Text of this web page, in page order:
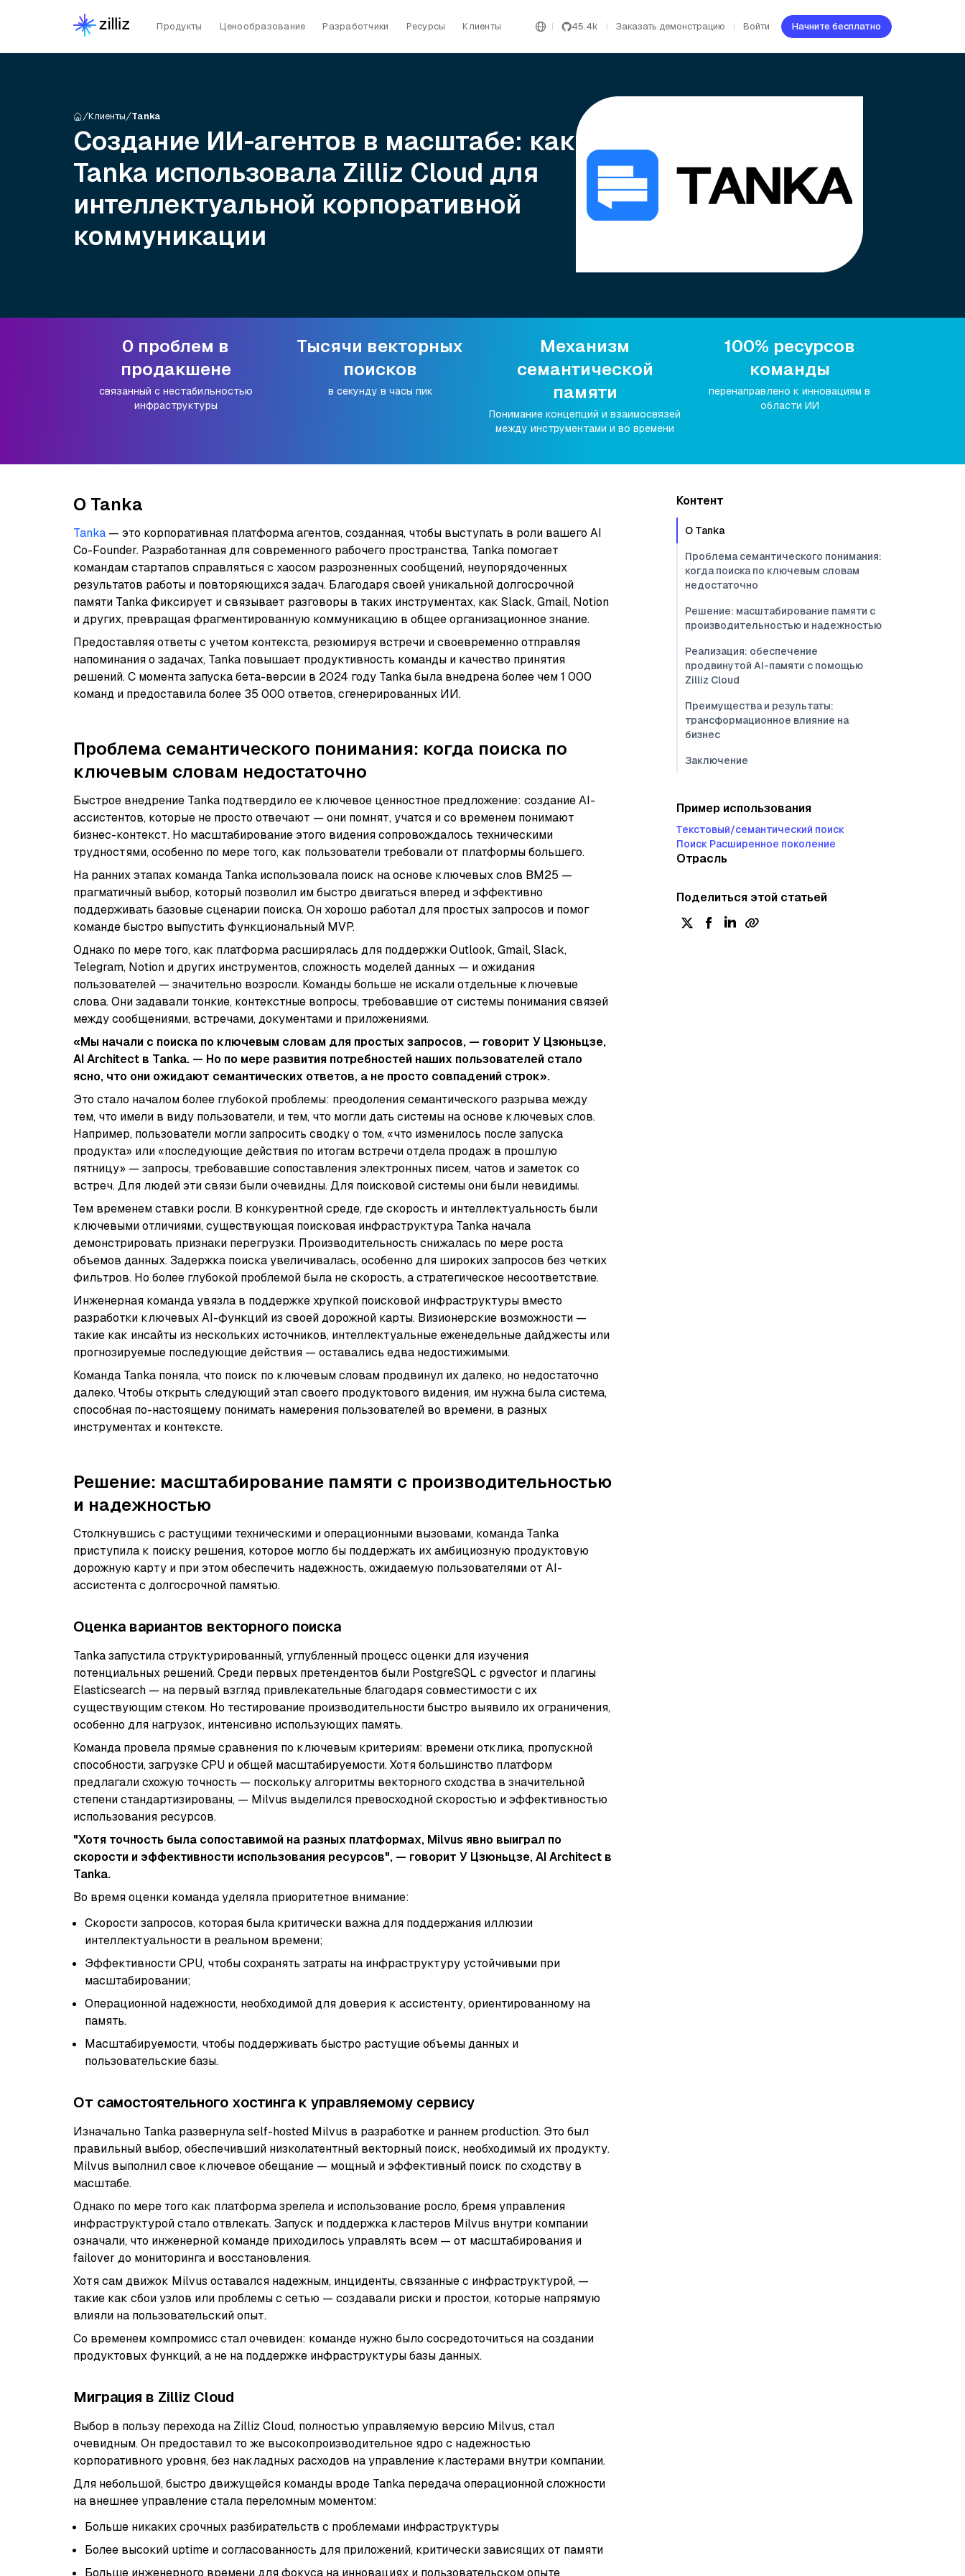
Продукты Ценообразование Разработчики Ресурсы Клиенты 45.4k Заказать демонстрацию Войти Начните бесплатно
Клиенты Tanka
Создание ИИ-агентов в масштабе: как
Tanka использовала Zilliz Cloud для
интеллектуальной корпоративной
коммуникации
0 проблем в
продакшене
связанный с нестабильностью
инфраструктуры
Тысячи векторных
поисков
в секунду в часы пик
Механизм
семантической
памяти
Понимание концепций и взаимосвязей
между инструментами и во времени
100% ресурсов
команды
перенаправлено к инновациям в
области ИИ
О Tanka
Tanka — это корпоративная платформа агентов, созданная, чтобы выступать в роли вашего AI
Co-Founder. Разработанная для современного рабочего пространства, Tanka помогает
командам стартапов справляться с хаосом разрозненных сообщений, неупорядоченных
результатов работы и повторяющихся задач. Благодаря своей уникальной долгосрочной
памяти Tanka фиксирует и связывает разговоры в таких инструментах, как Slack, Gmail, Notion
и других, превращая фрагментированную коммуникацию в общее организационное знание.
Предоставляя ответы с учетом контекста, резюмируя встречи и своевременно отправляя
напоминания о задачах, Tanka повышает продуктивность команды и качество принятия
решений. С момента запуска бета-версии в 2024 году Tanka была внедрена более чем 1 000
команд и предоставила более 35 000 ответов, сгенерированных ИИ.
Проблема семантического понимания: когда поиска по
ключевым словам недостаточно
Быстрое внедрение Tanka подтвердило ее ключевое ценностное предложение: создание AI-
ассистентов, которые не просто отвечают — они помнят, учатся и со временем понимают
бизнес-контекст. Но масштабирование этого видения сопровождалось техническими
трудностями, особенно по мере того, как пользователи требовали от платформы большего.
На ранних этапах команда Tanka использовала поиск на основе ключевых слов BM25 —
прагматичный выбор, который позволил им быстро двигаться вперед и эффективно
поддерживать базовые сценарии поиска. Он хорошо работал для простых запросов и помог
команде быстро выпустить функциональный MVP.
Однако по мере того, как платформа расширялась для поддержки Outlook, Gmail, Slack,
Telegram, Notion и других инструментов, сложность моделей данных — и ожидания
пользователей — значительно возросли. Команды больше не искали отдельные ключевые
слова. Они задавали тонкие, контекстные вопросы, требовавшие от системы понимания связей
между сообщениями, встречами, документами и приложениями.
«Мы начали с поиска по ключевым словам для простых запросов, — говорит У Цзюньцзе,
AI Architect в Tanka. — Но по мере развития потребностей наших пользователей стало
ясно, что они ожидают семантических ответов, а не просто совпадений строк».
Это стало началом более глубокой проблемы: преодоления семантического разрыва между
тем, что имели в виду пользователи, и тем, что могли дать системы на основе ключевых слов.
Например, пользователи могли запросить сводку о том, «что изменилось после запуска
продукта» или «последующие действия по итогам встречи отдела продаж в прошлую
пятницу» — запросы, требовавшие сопоставления электронных писем, чатов и заметок со
встреч. Для людей эти связи были очевидны. Для поисковой системы они были невидимы.
Тем временем ставки росли. В конкурентной среде, где скорость и интеллектуальность были
ключевыми отличиями, существующая поисковая инфраструктура Tanka начала
демонстрировать признаки перегрузки. Производительность снижалась по мере роста
объемов данных. Задержка поиска увеличивалась, особенно для широких запросов без четких
фильтров. Но более глубокой проблемой была не скорость, а стратегическое несоответствие.
Инженерная команда увязла в поддержке хрупкой поисковой инфраструктуры вместо
разработки ключевых AI-функций из своей дорожной карты. Визионерские возможности —
такие как инсайты из нескольких источников, интеллектуальные еженедельные дайджесты или
прогнозируемые последующие действия — оставались едва недостижимыми.
Команда Tanka поняла, что поиск по ключевым словам продвинул их далеко, но недостаточно
далеко. Чтобы открыть следующий этап своего продуктового видения, им нужна была система,
способная по-настоящему понимать намерения пользователей во времени, в разных
инструментах и контексте.
Решение: масштабирование памяти с производительностью
и надежностью
Столкнувшись с растущими техническими и операционными вызовами, команда Tanka
приступила к поиску решения, которое могло бы поддержать их амбициозную продуктовую
дорожную карту и при этом обеспечить надежность, ожидаемую пользователями от AI-
ассистента с долгосрочной памятью.
Оценка вариантов векторного поиска
Tanka запустила структурированный, углубленный процесс оценки для изучения
потенциальных решений. Среди первых претендентов были PostgreSQL с pgvector и плагины
Elasticsearch — на первый взгляд привлекательные благодаря совместимости с их
существующим стеком. Но тестирование производительности быстро выявило их ограничения,
особенно для нагрузок, интенсивно использующих память.
Команда провела прямые сравнения по ключевым критериям: времени отклика, пропускной
способности, загрузке CPU и общей масштабируемости. Хотя большинство платформ
предлагали схожую точность — поскольку алгоритмы векторного сходства в значительной
степени стандартизированы, — Milvus выделился превосходной скоростью и эффективностью
использования ресурсов.
"Хотя точность была сопоставимой на разных платформах, Milvus явно выиграл по
скорости и эффективности использования ресурсов", — говорит У Цзюньцзе, AI Architect в
Tanka.
Во время оценки команда уделяла приоритетное внимание:
Скорости запросов, которая была критически важна для поддержания иллюзии
интеллектуальности в реальном времени;
Эффективности CPU, чтобы сохранять затраты на инфраструктуру устойчивыми при
масштабировании;
Операционной надежности, необходимой для доверия к ассистенту, ориентированному на
память.
Масштабируемости, чтобы поддерживать быстро растущие объемы данных и
пользовательские базы.
От самостоятельного хостинга к управляемому сервису
Изначально Tanka развернула self-hosted Milvus в разработке и раннем production. Это был
правильный выбор, обеспечивший низколатентный векторный поиск, необходимый их продукту.
Milvus выполнил свое ключевое обещание — мощный и эффективный поиск по сходству в
масштабе.
Однако по мере того как платформа зрелела и использование росло, бремя управления
инфраструктурой стало отвлекать. Запуск и поддержка кластеров Milvus внутри компании
означали, что инженерной команде приходилось управлять всем — от масштабирования и
failover до мониторинга и восстановления.
Хотя сам движок Milvus оставался надежным, инциденты, связанные с инфраструктурой, —
такие как сбои узлов или проблемы с сетью — создавали риски и простои, которые напрямую
влияли на пользовательский опыт.
Со временем компромисс стал очевиден: команде нужно было сосредоточиться на создании
продуктовых функций, а не на поддержке инфраструктуры базы данных.
Миграция в Zilliz Cloud
Выбор в пользу перехода на Zilliz Cloud, полностью управляемую версию Milvus, стал
очевидным. Он предоставил то же высокопроизводительное ядро с надежностью
корпоративного уровня, без накладных расходов на управление кластерами внутри компании.
Для небольшой, быстро движущейся команды вроде Tanka передача операционной сложности
на внешнее управление стала переломным моментом:
Больше никаких срочных разбирательств с проблемами инфраструктуры
Более высокий uptime и согласованность для приложений, критически зависящих от памяти
Больше инженерного времени для фокуса на инновациях и пользовательском опыте
Контент
О Tanka
Проблема семантического понимания:
когда поиска по ключевым словам
недостаточно
Решение: масштабирование памяти с
производительностью и надежностью
Реализация: обеспечение
продвинутой AI-памяти с помощью
Zilliz Cloud
Преимущества и результаты:
трансформационное влияние на
бизнес
Заключение
Пример использования
Текстовый/семантический поиск
Поиск Расширенное поколение
Отрасль
Поделиться этой статьей